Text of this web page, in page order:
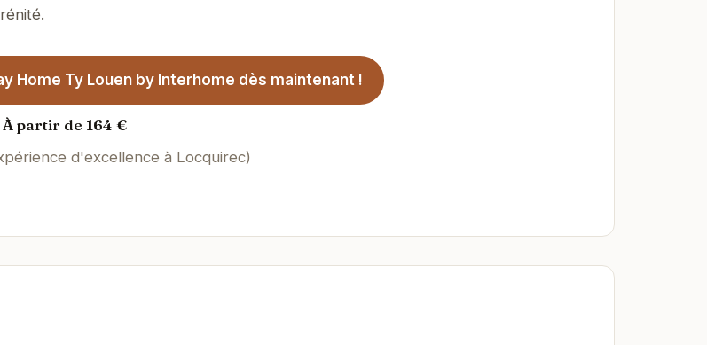
Home Ty Louen by Interhome dès maintenant !
À partir de 164 €
d'excellence à Locquirec)